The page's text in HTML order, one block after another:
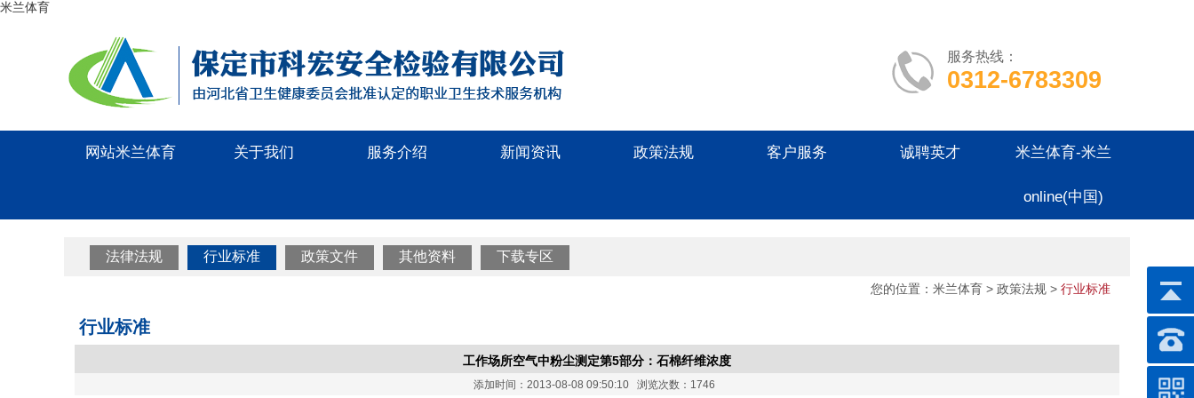
米兰体育
服务热线：
0312-6783309
网站米兰体育 关于我们 服务介绍 新闻资讯 政策法规 客户服务 诚聘英才 米兰体育-米兰
online(中国)
法律法规 行业标准 政策文件 其他资料 下载专区
您的位置： 米兰体育 > 政策法规 > 行业标准
行业标准
工作场所空气中粉尘测定第5部分：石棉纤维浓度
添加时间：2013-08-08 09:50:10 浏览次数：1746